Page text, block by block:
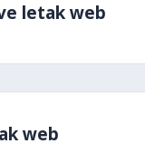
letak web
web